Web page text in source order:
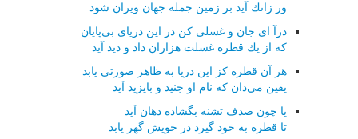
ور زانك آید بر زمین جمله جهان ویران شود
درآ ای جان و غسلی كن در این دریای بی‌پایان
كه از یك قطره غسلت هزاران داد و دید آید
هر آن قطره كز این دریا به ظاهر صورتی یابد
یقین می‌دان كه نام او جنید و بایزید آید
یا چون صدف تشنه بگشاده دهان آید
تا قطره به خود گیرد در خویش گهر یابد